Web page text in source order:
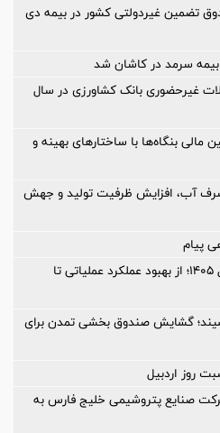
تضمین غیردولتی کشور در بیمه دی
سرمد در کاشان شد
غیرحضوری بانک کشاورزی در سال
بنگاه‌ها با ساختارهای بهینه و
درصدی مصرف آب، افزایش ظرفیت تولید و جهش
پیام
نقشه راه بانک پارسیان در سال ۱۴۰۵؛ از بهبود عملکرد عملیاتی تا
گشایش صندوق بخشی تمدن برای
روز اردبیل
۲۵ درصدی شرکت صنایع پتروشیمی خلیج فارس به